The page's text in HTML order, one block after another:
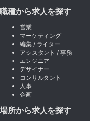
職種から求人を探す
営業
マーケティング
編集 / ライター
アシスタント / 事務
エンジニア
デザイナー
コンサルタント
人事
企画
場所から求人を探す